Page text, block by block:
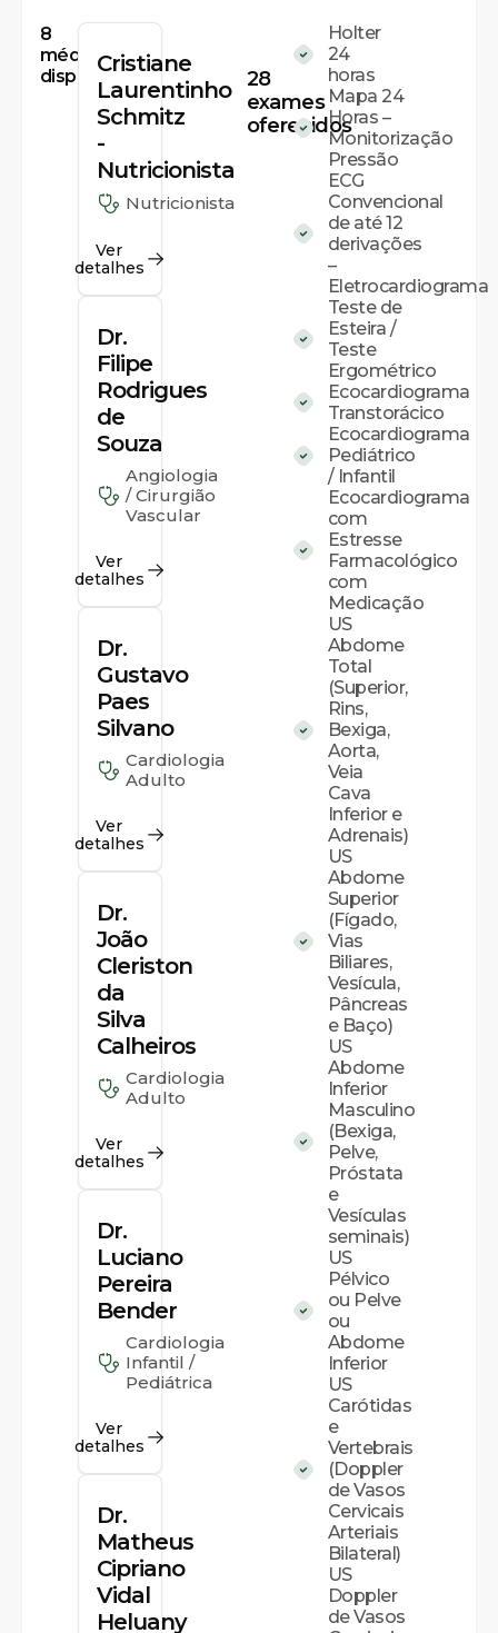
8
médicos
disponíveisCristiane
Laurentinho
Schmitz
-
Nutricionista
Nutricionista
Ver
detalhes
Dr.
Filipe
Rodrigues
de
Souza
Angiologia
/ Cirurgião
Vascular
Ver
detalhes
Dr.
Gustavo
Paes
Silvano
Cardiologia
Adulto
Ver
detalhes
Dr.
João
Cleriston
da
Silva
Calheiros
Cardiologia
Adulto
Ver
detalhes
Dr.
Luciano
Pereira
Bender
Cardiologia
Infantil /
Pediátrica
Ver
detalhes
Dr.
Matheus
Cipriano
Vidal
Heluany
28
exames
oferecidos
Holter
24
horas
Mapa 24
Horas –
Monitorização
Pressão
ECG
Convencional
de até 12
derivações
–
Eletrocardiograma
Teste de
Esteira /
Teste
Ergométrico
Ecocardiograma
Transtorácico
Ecocardiograma
Pediátrico
/ Infantil
Ecocardiograma
com
Estresse
Farmacológico
com
Medicação
US
Abdome
Total
(Superior,
Rins,
Bexiga,
Aorta,
Veia
Cava
Inferior e
Adrenais)
US
Abdome
Superior
(Fígado,
Vias
Biliares,
Vesícula,
Pâncreas
e Baço)
US
Abdome
Inferior
Masculino
(Bexiga,
Pelve,
Próstata
e
Vesículas
seminais)
US
Pélvico
ou Pelve
ou
Abdome
Inferior
US
Carótidas
e
Vertebrais
(Doppler
de Vasos
Cervicais
Arteriais
Bilateral)
US
Doppler
de Vasos